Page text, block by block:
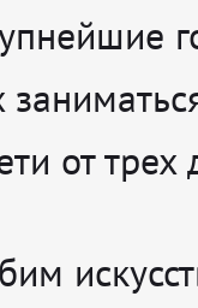
от трех